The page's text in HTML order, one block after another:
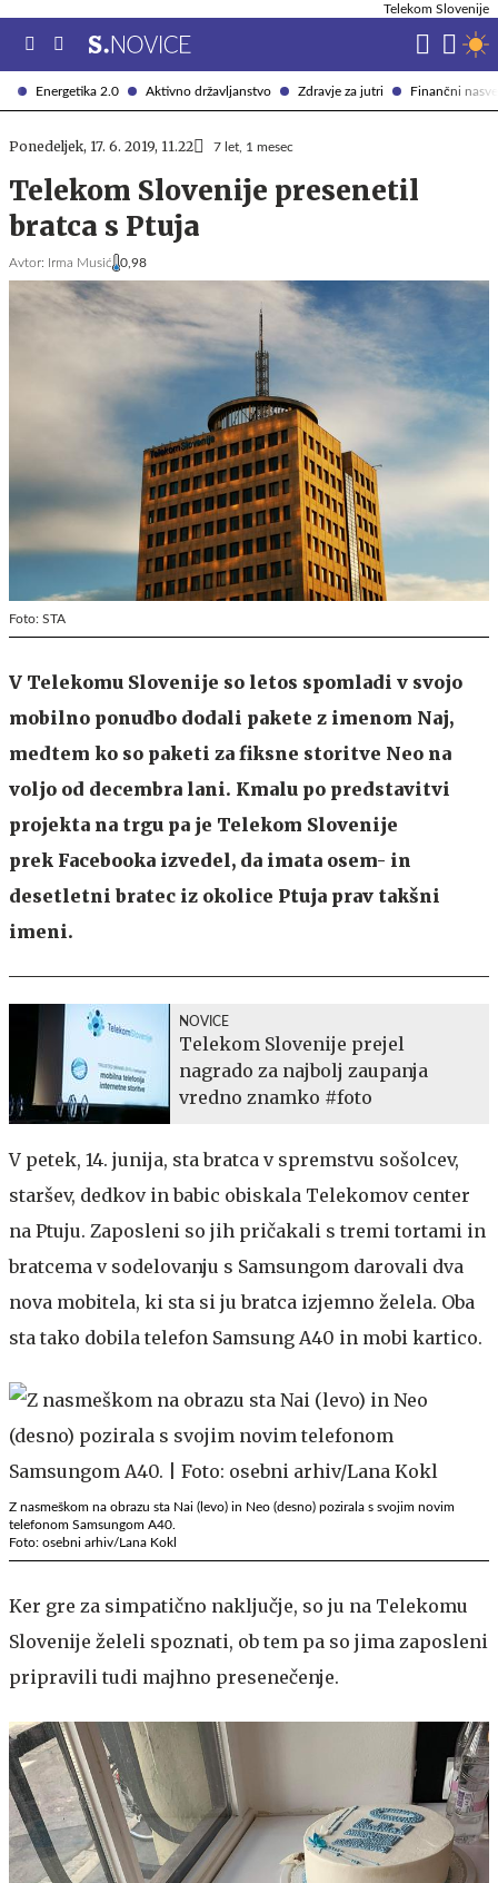
Energetika 2.0 Aktivno državljanstvo Zdravje za jutri Finančni
Telekom Slovenije
Ponedeljek, 17. 6. 2019, 11.22 7 let, 1 mesec
Telekom Slovenije presenetil
bratca s Ptuja
Avtor: Irma Musić 0,98
Foto: STA
V Telekomu Slovenije so letos spomladi v svojo
mobilno ponudbo dodali pakete z imenom Naj,
medtem ko so paketi za fiksne storitve Neo na
voljo od decembra lani. Kmalu po predstavitvi
projekta na trgu pa je Telekom Slovenije
prek Facebooka izvedel, da imata osem- in
desetletni bratec iz okolice Ptuja prav takšni
imeni.
NOVICE
Telekom Slovenije prejel
nagrado za najbolj zaupanja
vredno znamko #foto
V petek, 14. junija, sta bratca v spremstvu sošolcev,
staršev, dedkov in babic obiskala Telekomov center
na Ptuju. Zaposleni so jih pričakali s tremi tortami in
bratcema v sodelovanju s Samsungom darovali dva
nova mobitela, ki sta si ju bratca izjemno želela. Oba
sta tako dobila telefon Samsung A40 in mobi kartico.
Z nasmeškom na obrazu sta Nai (levo) in Neo (desno) pozirala s svojim novim
telefonom Samsungom A40.
Foto: osebni arhiv/Lana Kokl
Ker gre za simpatično naključje, so ju na Telekomu
Slovenije želeli spoznati, ob tem pa so jima zaposleni
pripravili tudi majhno presenečenje.